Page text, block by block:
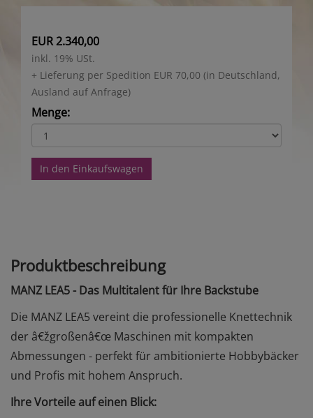
EUR 2.340,00
inkl. 19% USt.
+ Lieferung per Spedition EUR 70,00 (in Deutschland,
Ausland auf Anfrage)
Menge:
In den Einkaufswagen
Produktbeschreibung
MANZ LEA5 - Das Multitalent für Ihre Backstube
Die MANZ LEA5 vereint die professionelle Knettechnik
der â€žgroßenâ€œ Maschinen mit kompakten
Abmessungen - perfekt für ambitionierte Hobbybäcker
und Profis mit hohem Anspruch.
Ihre Vorteile auf einen Blick: